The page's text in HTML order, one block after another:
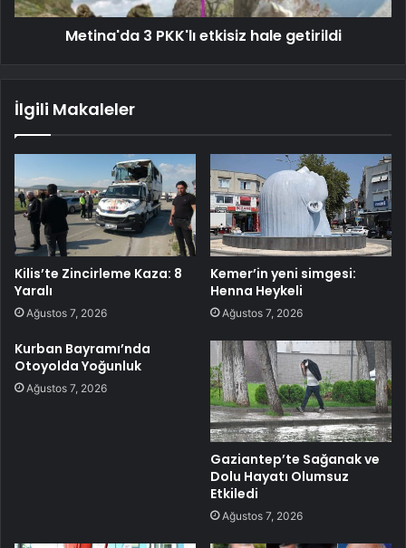
Metina'da 3 PKK'lı etkisiz hale getirildi
İlgili Makaleler
Kilis’te Zincirleme Kaza: 8
Yaralı
Ağustos 7, 2026
Kemer’in yeni simgesi:
Henna Heykeli
Ağustos 7, 2026
Kurban Bayramı’nda
Otoyolda Yoğunluk
Ağustos 7, 2026
Gaziantep’te Sağanak ve
Dolu Hayatı Olumsuz
Etkiledi
Ağustos 7, 2026